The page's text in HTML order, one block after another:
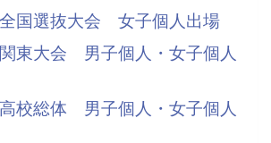
国選抜大会 女子個人出場
東大会 男子個人・女子個人
男子個人・女子個人